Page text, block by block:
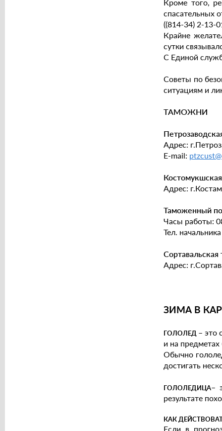
Кроме того,
спасательных
((814-34) 2-13-
Крайне
сутки
С Единой
Советы по
ситуациям и
ТАМОЖНИ
Адрес:
Е-mail:
Адрес:
Таможенный
Часы работы:
Тел.
Адрес:
ЗИМА В
ГОЛОЛЕД –это
и на
Обычно
достигать
ГОЛОЛЕДИЦА–
результате
КАК
Если в